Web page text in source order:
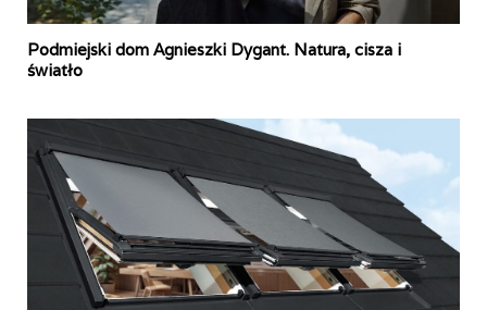
Podmiejski dom Agnieszki Dygant. Natura, cisza i
światło